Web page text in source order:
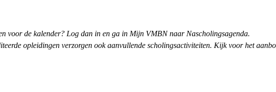
voor de kalender? Log dan in en ga in Mijn VMBN naar Nascholingsagenda.
opleidingen verzorgen ook aanvullende scholingsactiviteiten. Kijk voor het